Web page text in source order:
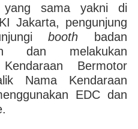
yang sama yakni di
Jakarta, pengunjung
booth badan
dan melakukan
Bermotor
Nama Kendaraan
EDC dan